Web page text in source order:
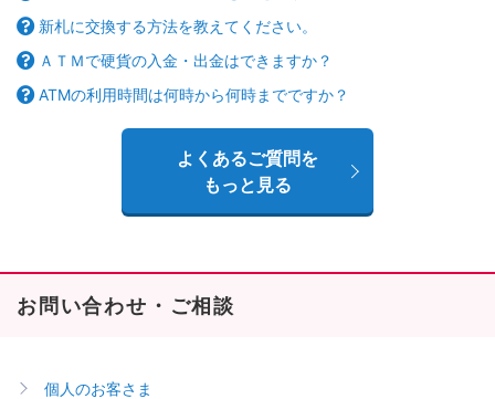
新札に交換する方法を教えてください。
ＡＴＭで硬貨の入金・出金はできますか？
ATMの利用時間は何時から何時までですか？
よくあるご質問を
もっと見る
お問い合わせ・ご相談
個人のお客さま